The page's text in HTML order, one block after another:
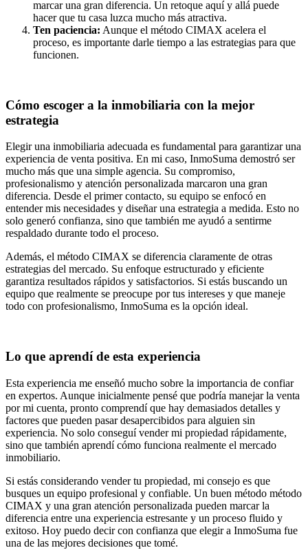
marcar una gran diferencia. Un retoque aquí y allá puede
hacer que tu casa luzca mucho más atractiva.
Ten paciencia: Aunque el método CIMAX acelera el
proceso, es importante darle tiempo a las estrategias para que
funcionen.
Cómo escoger a la inmobiliaria con la mejor
estrategia
Elegir una inmobiliaria adecuada es fundamental para garantizar una
experiencia de venta positiva. En mi caso, InmoSuma demostró ser
mucho más que una simple agencia. Su compromiso,
profesionalismo y atención personalizada marcaron una gran
diferencia. Desde el primer contacto, su equipo se enfocó en
entender mis necesidades y diseñar una estrategia a medida. Esto no
solo generó confianza, sino que también me ayudó a sentirme
respaldado durante todo el proceso.
Además, el método CIMAX se diferencia claramente de otras
estrategias del mercado. Su enfoque estructurado y eficiente
garantiza resultados rápidos y satisfactorios. Si estás buscando un
equipo que realmente se preocupe por tus intereses y que maneje
todo con profesionalismo, InmoSuma es la opción ideal.
Lo que aprendí de esta experiencia
Esta experiencia me enseñó mucho sobre la importancia de confiar
en expertos. Aunque inicialmente pensé que podría manejar la venta
por mi cuenta, pronto comprendí que hay demasiados detalles y
factores que pueden pasar desapercibidos para alguien sin
experiencia. No solo conseguí vender mi propiedad rápidamente,
sino que también aprendí cómo funciona realmente el mercado
inmobiliario.
Si estás considerando vender tu propiedad, mi consejo es que
busques un equipo profesional y confiable. Un buen método método
CIMAX y una gran atención personalizada pueden marcar la
diferencia entre una experiencia estresante y un proceso fluido y
exitoso. Hoy puedo decir con confianza que elegir a InmoSuma fue
una de las mejores decisiones que tomé.